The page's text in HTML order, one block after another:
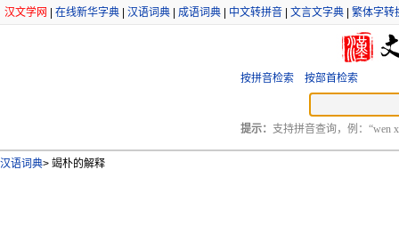
汉文学网 在线新华字典 汉语词典 成语词典 中文转拼音 文言文字典 繁体字转
按拼音检索 按部首检索
提示： 支持拼音查询，例：“wen
汉语词典> 竭朴的解释